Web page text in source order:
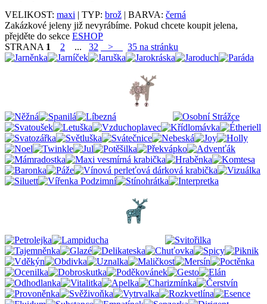
VELIKOST: maxi | TYP: brož | BARVA: černá
Zakázkové jeleny již nevyrábíme. Pokud chcete koupit jelena,
přejděte do sekce ESHOP
STRANA 1 2 ... 32 > 35 na stránku